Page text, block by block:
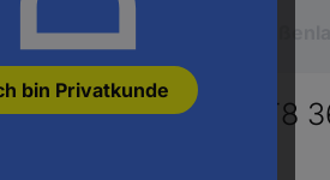
bin Privatkunde
Außenbeleuchtung,
LED-Röhre T8